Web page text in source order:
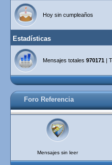
Hoy sin cumpleaños
Estadísticas
Mensajes totales 970171 |
Foro Referencia
Mensajes sin leer